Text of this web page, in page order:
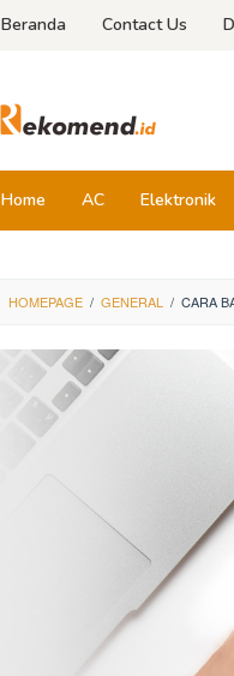
Beranda Contact Us
Home AC Elektronik
HOMEPAGE / GENERAL / CARA